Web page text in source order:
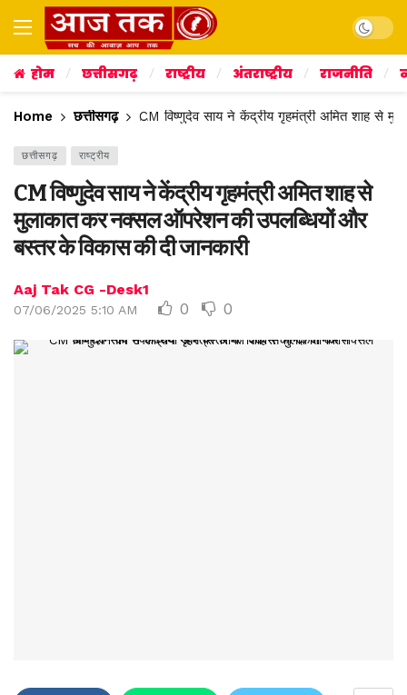
Dark
होम छत्तीसगढ़ राष्ट्रीय अंतराष्ट्रीय राजनीति
Home छत्तीसगढ़ CM विष्णुदेव साय ने केंद्रीय गृहमंत्री अमित शाह से
छत्तीसगढ़ राष्ट्रीय
CM विष्णुदेव साय ने केंद्रीय गृहमंत्री अमित शाह से
मुलाकात कर नक्सल ऑपरेशन की उपलब्धियों और
बस्तर के विकास की दी जानकारी
Aaj Tak CG -Desk1
07/06/2025 5:10 AM 0 0